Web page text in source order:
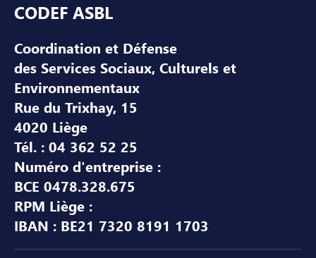
CODEF ASBL
Coordination et Défense
des Services Sociaux, Culturels et
Environnementaux
Rue du Trixhay, 15
4020 Liège
Tél. : 04 362 52 25
Numéro d'entreprise :
BCE 0478.328.675
RPM Liège :
IBAN : BE21 7320 8191 1703